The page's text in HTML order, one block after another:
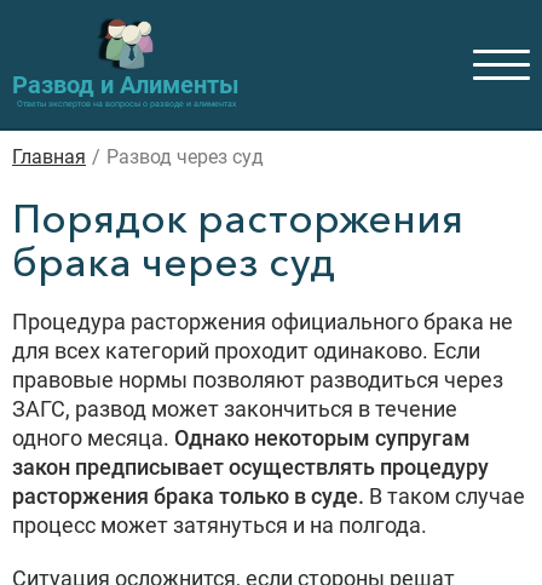
Развод и Алименты
Ответы экспертов на вопросы о разводе и алиментах
Главная / Развод через суд
Порядок расторжения
брака через суд
Процедура расторжения официального брака не
для всех категорий проходит одинаково. Если
правовые нормы позволяют разводиться через
ЗАГС, развод может закончиться в течение
одного месяца. Однако некоторым супругам
закон предписывает осуществлять процедуру
расторжения брака только в суде. В таком случае
процесс может затянуться и на полгода.
Ситуация осложнится, если стороны решат